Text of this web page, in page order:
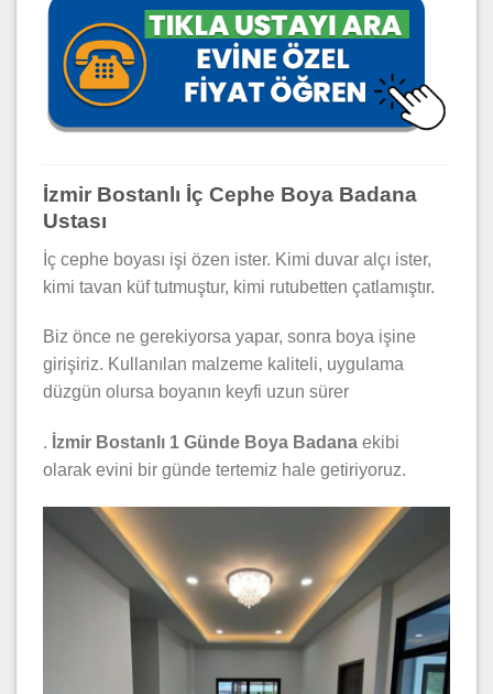
İzmir Bostanlı İç Cephe Boya Badana
Ustası
İç cephe boyası işi özen ister. Kimi duvar alçı ister,
kimi tavan küf tutmuştur, kimi rutubetten çatlamıştır.
Biz önce ne gerekiyorsa yapar, sonra boya işine
girişiriz. Kullanılan malzeme kaliteli, uygulama
düzgün olursa boyanın keyfi uzun sürer
. İzmir Bostanlı 1 Günde Boya Badana ekibi
olarak evini bir günde tertemiz hale getiriyoruz.